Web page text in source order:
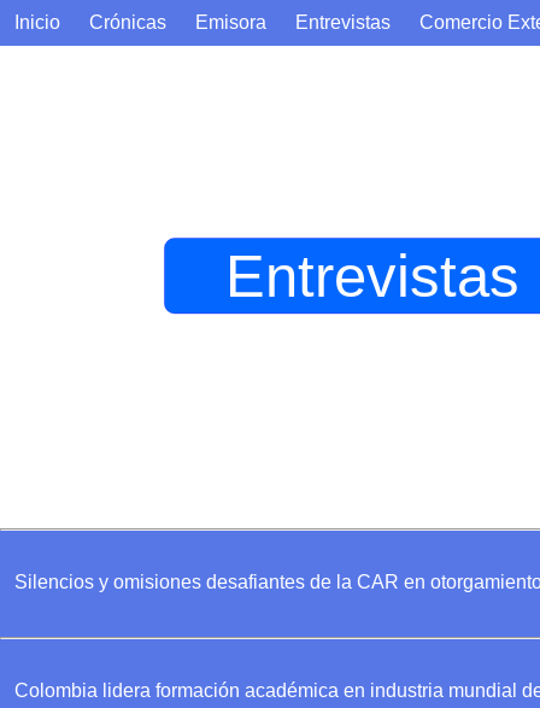
Inicio Crónicas Emisora Entrevistas Comercio
Silencios y omisiones desafiantes de la CAR en
Colombia lidera formación académica en industria mundial